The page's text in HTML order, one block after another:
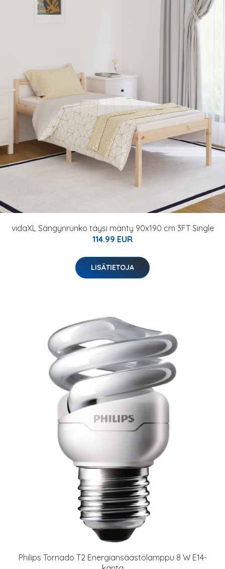
vidaXL Sängynrunko täysi mänty 90x190 cm 3FT Single
114.99 EUR
LISÄTIETOJA
Philips Tornado T2 Energiansäästölamppu 8 W E14-